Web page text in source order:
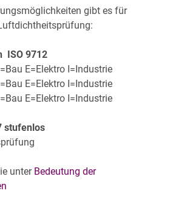
gibt es für
ISO 9712
E=Elektro I=Industrie
E=Elektro I=Industrie
E=Elektro I=Industrie
stufenlos
unter Bedeutung der